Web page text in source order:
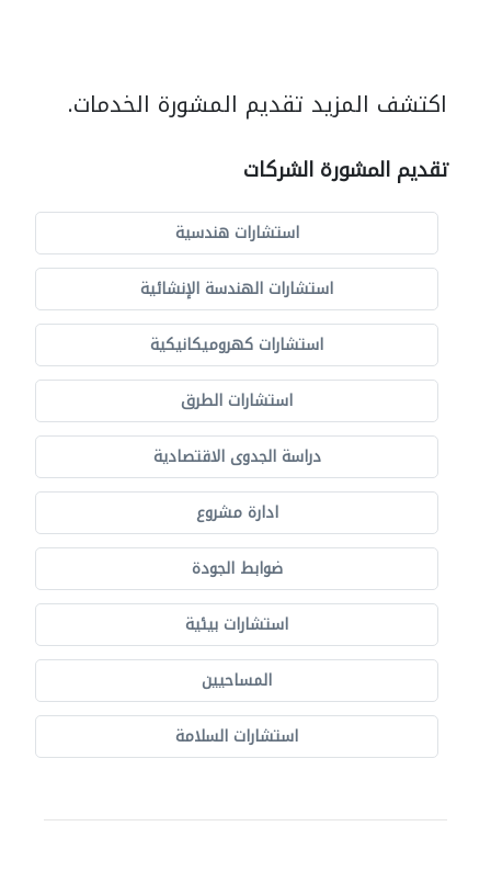
اكتشف المزيد تقديم المشورة الخدمات.
تقديم المشورة الشركات
استشارات هندسية
استشارات الهندسة الإنشائية
استشارات كهروميكانيكية
استشارات الطرق
دراسة الجدوى الاقتصادية
ادارة مشروع
ضوابط الجودة
استشارات بيئية
المساحيين
استشارات السلامة